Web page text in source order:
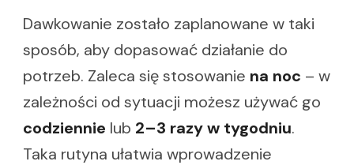
Dawkowanie zostało zaplanowane w taki
sposób, aby dopasować działanie do
potrzeb. Zaleca się stosowanie na noc – w
zależności od sytuacji możesz używać go
codziennie lub 2–3 razy w tygodniu.
Taka rutyna ułatwia wprowadzenie